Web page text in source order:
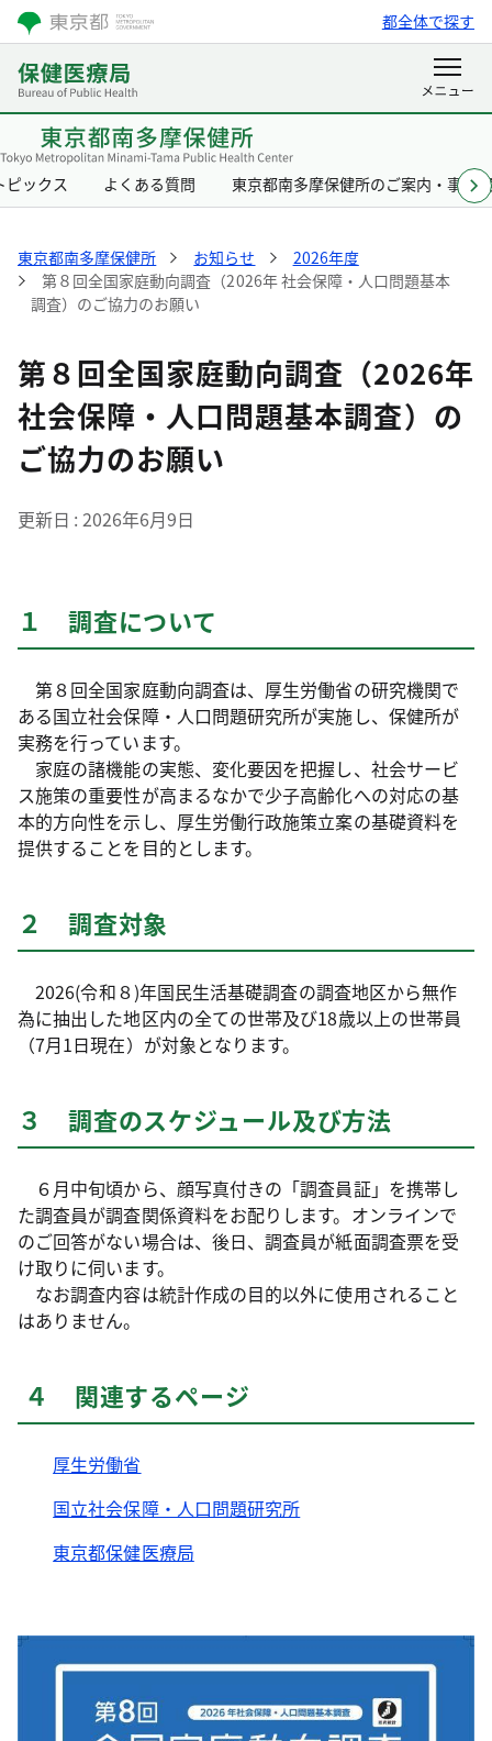
都全体で探す
ピックス よくある質問 東京都南多摩保健所のご案内・事業
東京都南多摩保健所 お知らせ
2026年度
第８回全国家庭動向調査（2026年 社会保障・人口問題基本
調査）のご協力のお願い
第８回全国家庭動向調査（2026年
社会保障・人口問題基本調査）の
ご協力のお願い
更新日 2026年6月9日
１ 調査について
第８回全国家庭動向調査は、厚生労働省の研究機関で
ある国立社会保障・人口問題研究所が実施し、保健所が
実務を行っています。
家庭の諸機能の実態、変化要因を把握し、社会サービ
ス施策の重要性が高まるなかで少子高齢化への対応の基
本的方向性を示し、厚生労働行政施策立案の基礎資料を
提供することを目的とします。
２ 調査対象
2026(令和８)年国民生活基礎調査の調査地区から無作
為に抽出した地区内の全ての世帯及び18歳以上の世帯員
（7月1日現在）が対象となります。
３ 調査のスケジュール及び方法
６月中旬頃から、顔写真付きの「調査員証」を携帯し
た調査員が調査関係資料をお配りします。オンラインで
のご回答がない場合は、後日、調査員が紙面調査票を受
け取りに伺います。
なお調査内容は統計作成の目的以外に使用されること
はありません。
４ 関連するページ
厚生労働省
国立社会保障・人口問題研究所
東京都保健医療局